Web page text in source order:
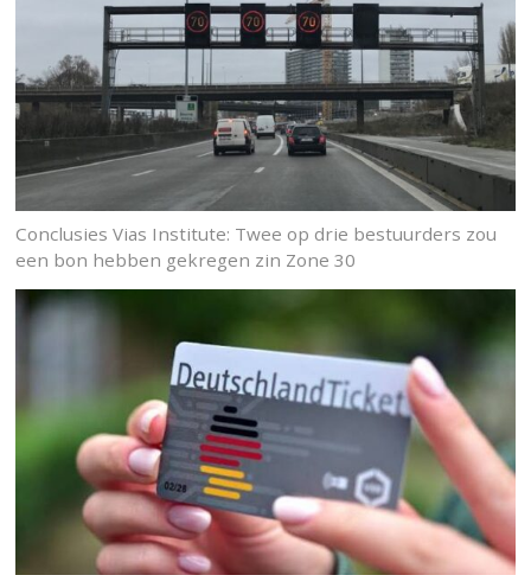
Conclusies Vias Institute: Twee op drie bestuurders zou
een bon hebben gekregen zin Zone 30